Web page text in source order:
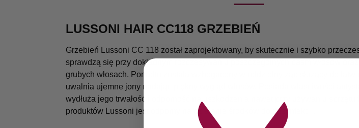
LUSSONI HAIR CC118 GRZEBIEŃ
Grzebień Lussoni CC 118 został zaprojektowany, by skutecznie i szybko
sprawdzą się przy dokładnym rozczesywaniu poszczególnych pasm włosów
grubych włosach. Ponadto została wzbogacony w oddzielny ząb służący do
uwalnia ujemne jony nadając piękny wygląd włosów. Posiada właściwości
wydłuża jego trwałość i odporność na uszkodzenia nawet przy używaniu
produktów Lussoni jest odporny na działanie środków do dezynfekcji.